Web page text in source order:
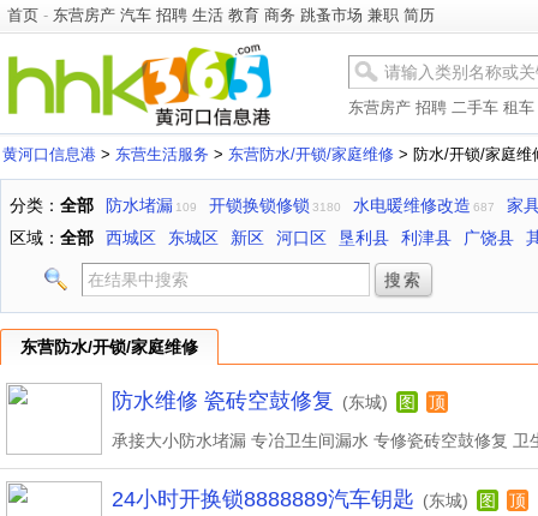
首页 - 东营房产 汽车 招聘 生活 教育 商务 跳蚤市场 兼职 简历
东营房产 招聘 二手车 租车
黄河口信息港 > 东营生活服务 > 东营防水/开锁/家庭维修 > 防水/开锁/家庭维
分类： 全部 防水堵漏 109 开锁换锁修锁 3180 水电暖维修改造 687
家
区域： 全部 西城区 东城区 新区 河口区 垦利县 利津县 广饶县
东营防水/开锁/家庭维修
防水维修 瓷砖空鼓修复 (东城) 图 顶
24小时开换锁8888889汽车钥匙 (东城) 图 顶